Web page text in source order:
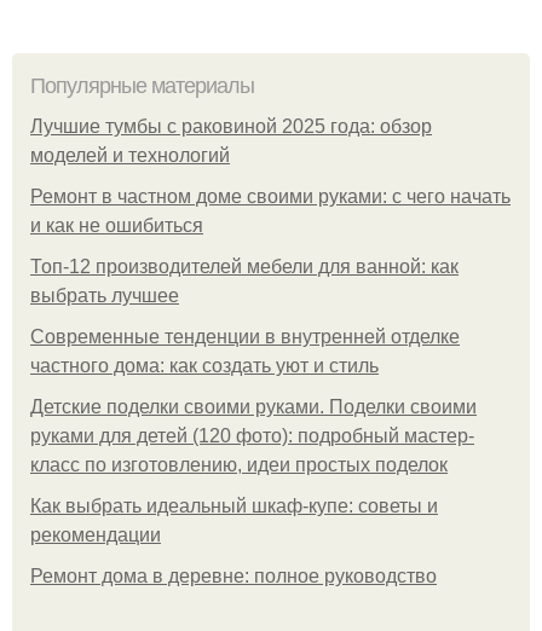
Популярные материалы
Лучшие тумбы с раковиной 2025 года: обзор
моделей и технологий
Ремонт в частном доме своими руками: с чего начать
и как не ошибиться
Топ-12 производителей мебели для ванной: как
выбрать лучшее
Современные тенденции в внутренней отделке
частного дома: как создать уют и стиль
Детские поделки своими руками. Поделки своими
руками для детей (120 фото): подробный мастер-
класс по изготовлению, идеи простых поделок
Как выбрать идеальный шкаф-купе: советы и
рекомендации
Ремонт дома в деревне: полное руководство